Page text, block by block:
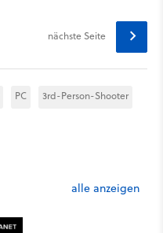
nächste Seite
PC 3rd-Person-Shooter
alle anzeigen